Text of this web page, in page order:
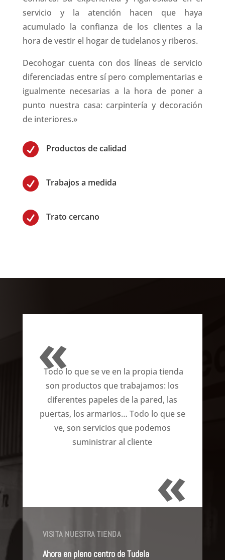
servicio y la atención hacen que haya
acumulado la confianza de los clientes a la
hora de vestir el hogar de tudelanos y riberos.
Decohogar cuenta con dos líneas de servicio
diferenciadas entre sí pero complementarias e
igualmente necesarias a la hora de poner a
punto nuestra casa: carpintería y decoración
de interiores.»
 Productos de calidad
 Trabajos a medida
 Trato cercano
«
Todo lo que se ve en la propia tienda
son productos que trabajamos: los
diferentes papeles de la pared, las
puertas, los armarios… Todo lo que se
ve, son servicios que podemos
suministrar al cliente
«
VISITA NUESTRA TIENDA
Ahora en pleno centro de Tudela